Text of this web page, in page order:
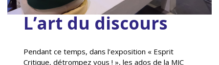
L’art du discours
Pendant ce temps, dans l’exposition « Esprit
Critique, détrompez vous ! », les ados de la MJC